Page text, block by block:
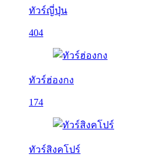
ทัวร์ญี่ปุ่น
404
ทัวร์ฮ่องกง
174
ทัวร์สิงคโปร์